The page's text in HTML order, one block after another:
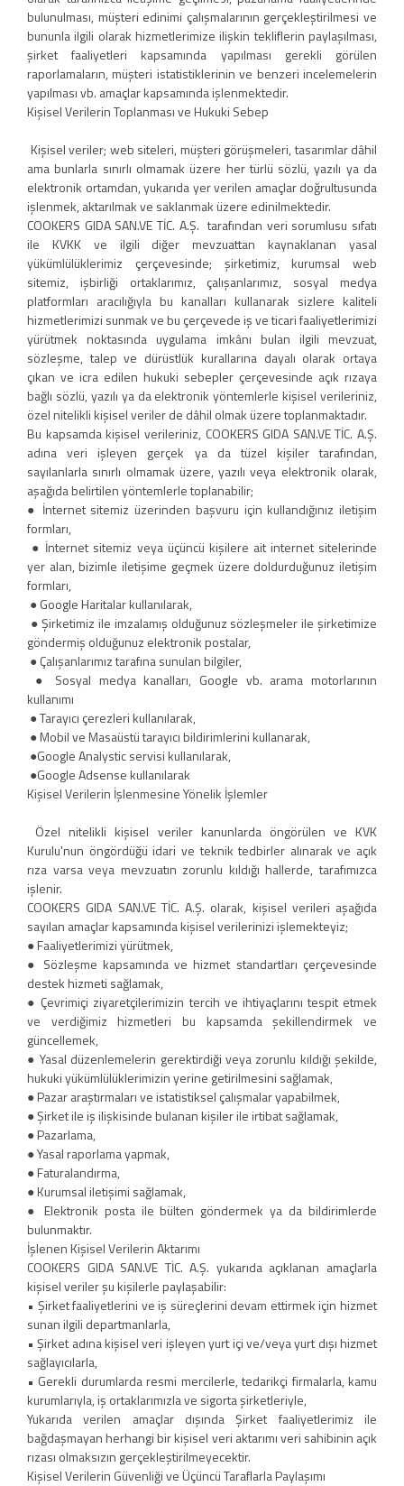
bulunulması, müşteri edinimi çalışmalarının gerçekleştirilmesi ve
bununla ilgili olarak hizmetlerimize ilişkin tekliflerin paylaşılması,
şirket faaliyetleri kapsamında yapılması gerekli görülen
raporlamaların, müşteri istatistiklerinin ve benzeri incelemelerin
yapılması vb. amaçlar kapsamında işlenmektedir.
Kişisel Verilerin Toplanması ve Hukuki Sebep
Kişisel veriler; web siteleri, müşteri görüşmeleri, tasarımlar dâhil
ama bunlarla sınırlı olmamak üzere her türlü sözlü, yazılı ya da
elektronik ortamdan, yukarıda yer verilen amaçlar doğrultusunda
işlenmek, aktarılmak ve saklanmak üzere edinilmektedir.
COOKERS GIDA SAN.VE TİC. A.Ş. tarafından veri sorumlusu sıfatı
ile KVKK ve ilgili diğer mevzuattan kaynaklanan yasal
yükümlülüklerimiz çerçevesinde; şirketimiz, kurumsal web
sitemiz, işbirliği ortaklarımız, çalışanlarımız, sosyal medya
platformları aracılığıyla bu kanalları kullanarak sizlere kaliteli
hizmetlerimizi sunmak ve bu çerçevede iş ve ticari faaliyetlerimizi
yürütmek noktasında uygulama imkânı bulan ilgili mevzuat,
sözleşme, talep ve dürüstlük kurallarına dayalı olarak ortaya
çıkan ve icra edilen hukuki sebepler çerçevesinde açık rızaya
bağlı sözlü, yazılı ya da elektronik yöntemlerle kişisel verileriniz,
özel nitelikli kişisel veriler de dâhil olmak üzere toplanmaktadır.
Bu kapsamda kişisel verileriniz, COOKERS GIDA SAN.VE TİC. A.Ş.
adına veri işleyen gerçek ya da tüzel kişiler tarafından,
sayılanlarla sınırlı olmamak üzere, yazılı veya elektronik olarak,
aşağıda belirtilen yöntemlerle toplanabilir;
● İnternet sitemiz üzerinden başvuru için kullandığınız iletişim
formları,
● İnternet sitemiz veya üçüncü kişilere ait internet sitelerinde
yer alan, bizimle iletişime geçmek üzere doldurduğunuz iletişim
formları,
● Google Haritalar kullanılarak,
● Şirketimiz ile imzalamış olduğunuz sözleşmeler ile şirketimize
göndermiş olduğunuz elektronik postalar,
● Çalışanlarımız tarafına sunulan bilgiler,
● Sosyal medya kanalları, Google vb. arama motorlarının
kullanımı
● Tarayıcı çerezleri kullanılarak,
● Mobil ve Masaüstü tarayıcı bildirimlerini kullanarak,
●Google Analystic servisi kullanılarak,
●Google Adsense kullanılarak
Kişisel Verilerin İşlenmesine Yönelik İşlemler
Özel nitelikli kişisel veriler kanunlarda öngörülen ve KVK
Kurulu'nun öngördüğü idari ve teknik tedbirler alınarak ve açık
rıza varsa veya mevzuatın zorunlu kıldığı hallerde, tarafımızca
işlenir.
COOKERS GIDA SAN.VE TİC. A.Ş. olarak, kişisel verileri aşağıda
sayılan amaçlar kapsamında kişisel verilerinizi işlemekteyiz;
● Faaliyetlerimizi yürütmek,
● Sözleşme kapsamında ve hizmet standartları çerçevesinde
destek hizmeti sağlamak,
● Çevrimiçi ziyaretçilerimizin tercih ve ihtiyaçlarını tespit etmek
ve verdiğimiz hizmetleri bu kapsamda şekillendirmek ve
güncellemek,
● Yasal düzenlemelerin gerektirdiği veya zorunlu kıldığı şekilde,
hukuki yükümlülüklerimizin yerine getirilmesini sağlamak,
● Pazar araştırmaları ve istatistiksel çalışmalar yapabilmek,
● Şirket ile iş ilişkisinde bulanan kişiler ile irtibat sağlamak,
● Pazarlama,
● Yasal raporlama yapmak,
● Faturalandırma,
● Kurumsal iletişimi sağlamak,
● Elektronik posta ile bülten göndermek ya da bildirimlerde
bulunmaktır.
İşlenen Kişisel Verilerin Aktarımı
COOKERS GIDA SAN.VE TİC. A.Ş. yukarıda açıklanan amaçlarla
kişisel veriler şu kişilerle paylaşabilir:
• Şirket faaliyetlerini ve iş süreçlerini devam ettirmek için hizmet
sunan ilgili departmanlarla,
• Şirket adına kişisel veri işleyen yurt içi ve/veya yurt dışı hizmet
sağlayıcılarla,
• Gerekli durumlarda resmi mercilerle, tedarikçi firmalarla, kamu
kurumlarıyla, iş ortaklarımızla ve sigorta şirketleriyle,
Yukarıda verilen amaçlar dışında Şirket faaliyetlerimiz ile
bağdaşmayan herhangi bir kişisel veri aktarımı veri sahibinin açık
rızası olmaksızın gerçekleştirilmeyecektir.
Kişisel Verilerin Güvenliği ve Üçüncü Taraflarla Paylaşımı